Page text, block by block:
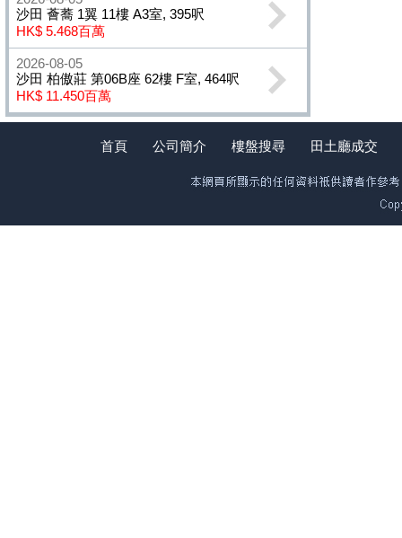
沙田 薈蕎 1翼 11樓 A3室, 395呎
HK$ 5.468百萬
2026-08-05
沙田 柏傲莊 第06B座 62樓 F室, 464呎
HK$ 11.450百萬
首頁 公司簡介 樓盤搜尋 田土廳成交